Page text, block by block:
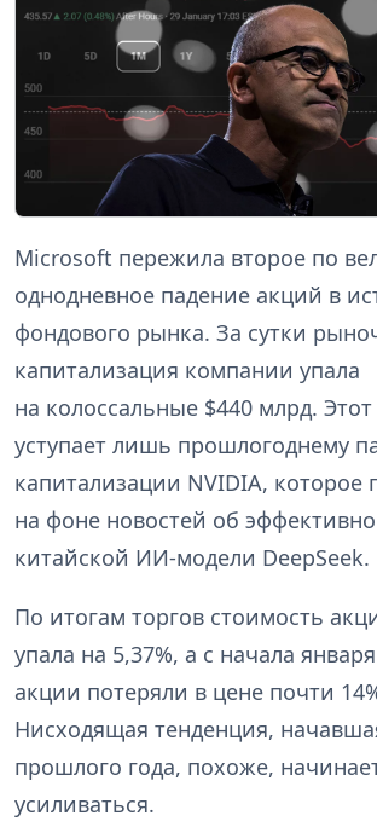
Microsoft пережила второе по
однодневное падение акций в
фондового рынка. За сутки
капитализация компании упала
на колоссальные $440 млрд.
уступает лишь прошлогоднему
капитализации NVIDIA, которое
на фоне новостей об
китайской ИИ-модели DeepSeek.
По итогам торгов стоимость
упала на 5,37%, а с начала
акции потеряли в цене почти
Нисходящая тенденция,
прошлого года, похоже,
усиливаться.